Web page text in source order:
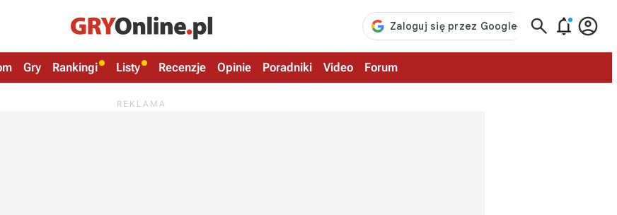
  
Gry Rankingi Listy Recenzje Opinie Poradniki Video Forum